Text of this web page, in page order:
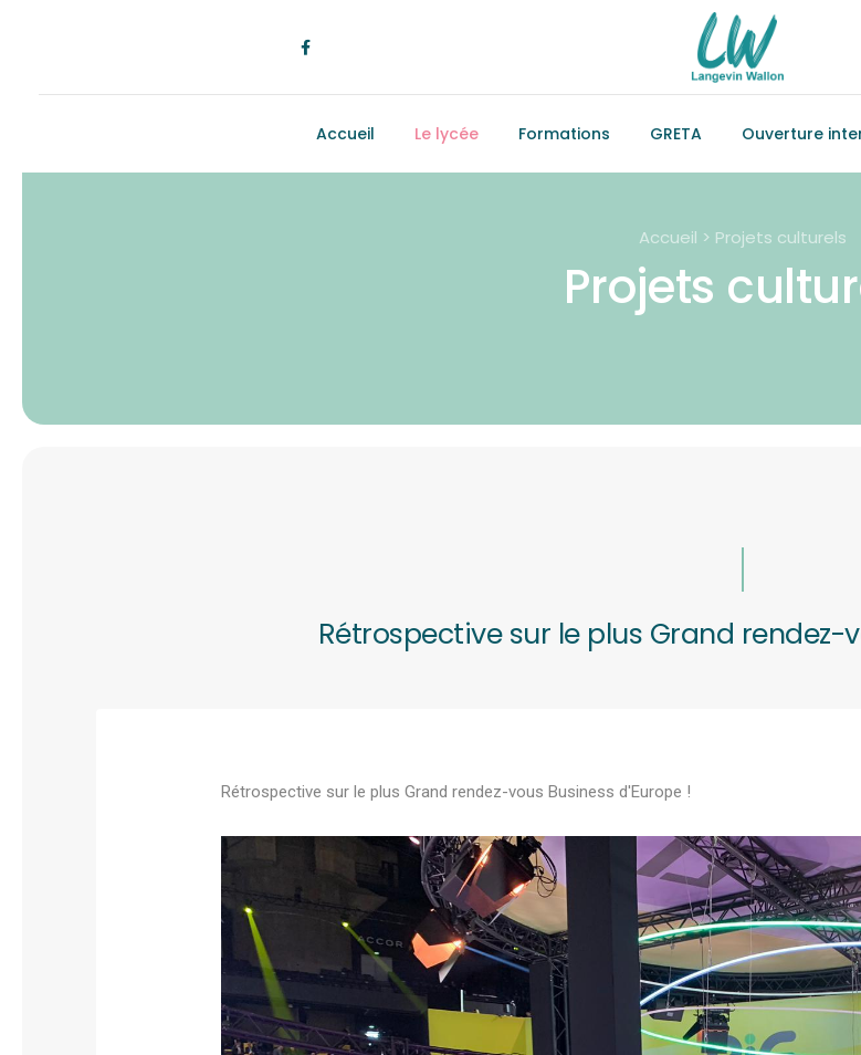
Accueil Le lycée Formations GRETA Ouverture
Accueil > Projets culturels
Projets
Rétrospective sur le plus Grand rendez-
Rétrospective sur le plus Grand rendez-vous Business d'Europe !